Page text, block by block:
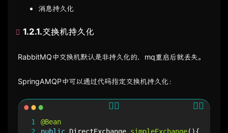
消息持久化
1.2.1.交换机持久化
RabbitMQ中交换机默认是非持久化的，mq重启后就丢失。
SpringAMQP中可以通过代码指定交换机持久化：
1
@Bean